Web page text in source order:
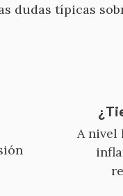
dudas típicas
A nivel